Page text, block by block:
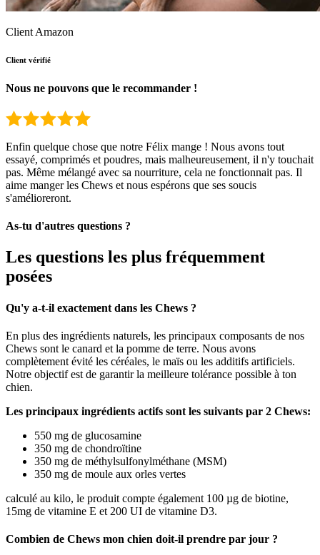
Client Amazon
Client vérifié
Nous ne pouvons que le recommander !
Enfin quelque chose que notre Félix mange ! Nous avons tout
essayé, comprimés et poudres, mais malheureusement, il n'y touchait
pas. Même mélangé avec sa nourriture, cela ne fonctionnait pas. Il
aime manger les Chews et nous espérons que ses soucis
s'amélioreront.
As-tu d'autres questions ?
Les questions les plus fréquemment
posées
Qu'y a-t-il exactement dans les Chews ?
En plus des ingrédients naturels, les principaux composants de nos
Chews sont le canard et la pomme de terre. Nous avons
complètement évité les céréales, le maïs ou les additifs artificiels.
Notre objectif est de garantir la meilleure tolérance possible à ton
chien.
Les principaux ingrédients actifs sont les suivants par 2 Chews:
550 mg de glucosamine
350 mg de chondroïtine
350 mg de méthylsulfonylméthane (MSM)
350 mg de moule aux orles vertes
calculé au kilo, le produit compte également 100 µg de biotine,
15mg de vitamine E et 200 UI de vitamine D3.
Combien de Chews mon chien doit-il prendre par jour ?